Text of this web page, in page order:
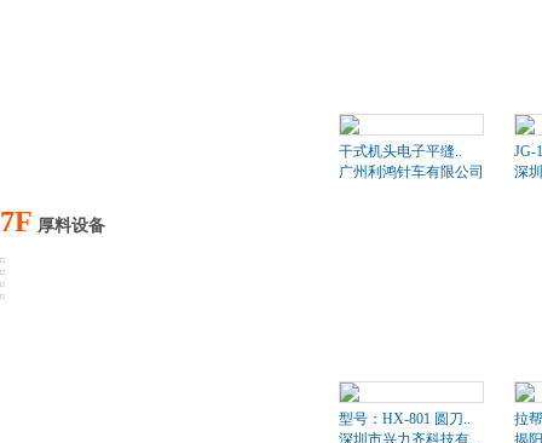
干式机头电子平缝..
广州利鸿针车有限公司
JG-
深
7F 厚料设备
型号：HX-801 圆刀..
深圳市兴力齐科技有..
拉
揭